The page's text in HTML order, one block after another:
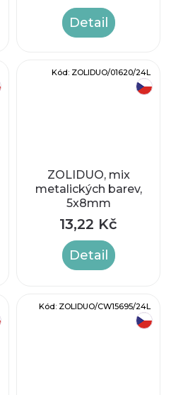
Detail
ZOLIDUO, mix
metalických barev,
5x8mm
13,22 Kč
Detail
Kód: ZOLIDUO/01620/24L
Kód: ZOLIDUO/CW15695/24L